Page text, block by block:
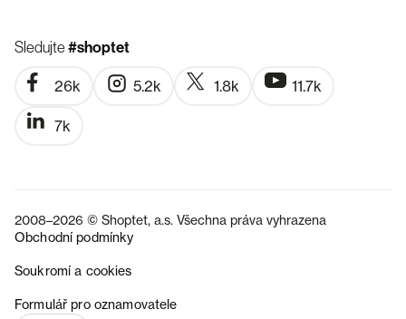
Sledujte#shoptet
26k 5.2k 1.8k 11.7k
7k
2008–2026 © Shoptet, a.s. Všechna práva vyhrazena
Obchodní podmínky
Soukromí a cookies
Formulář pro oznamovatele